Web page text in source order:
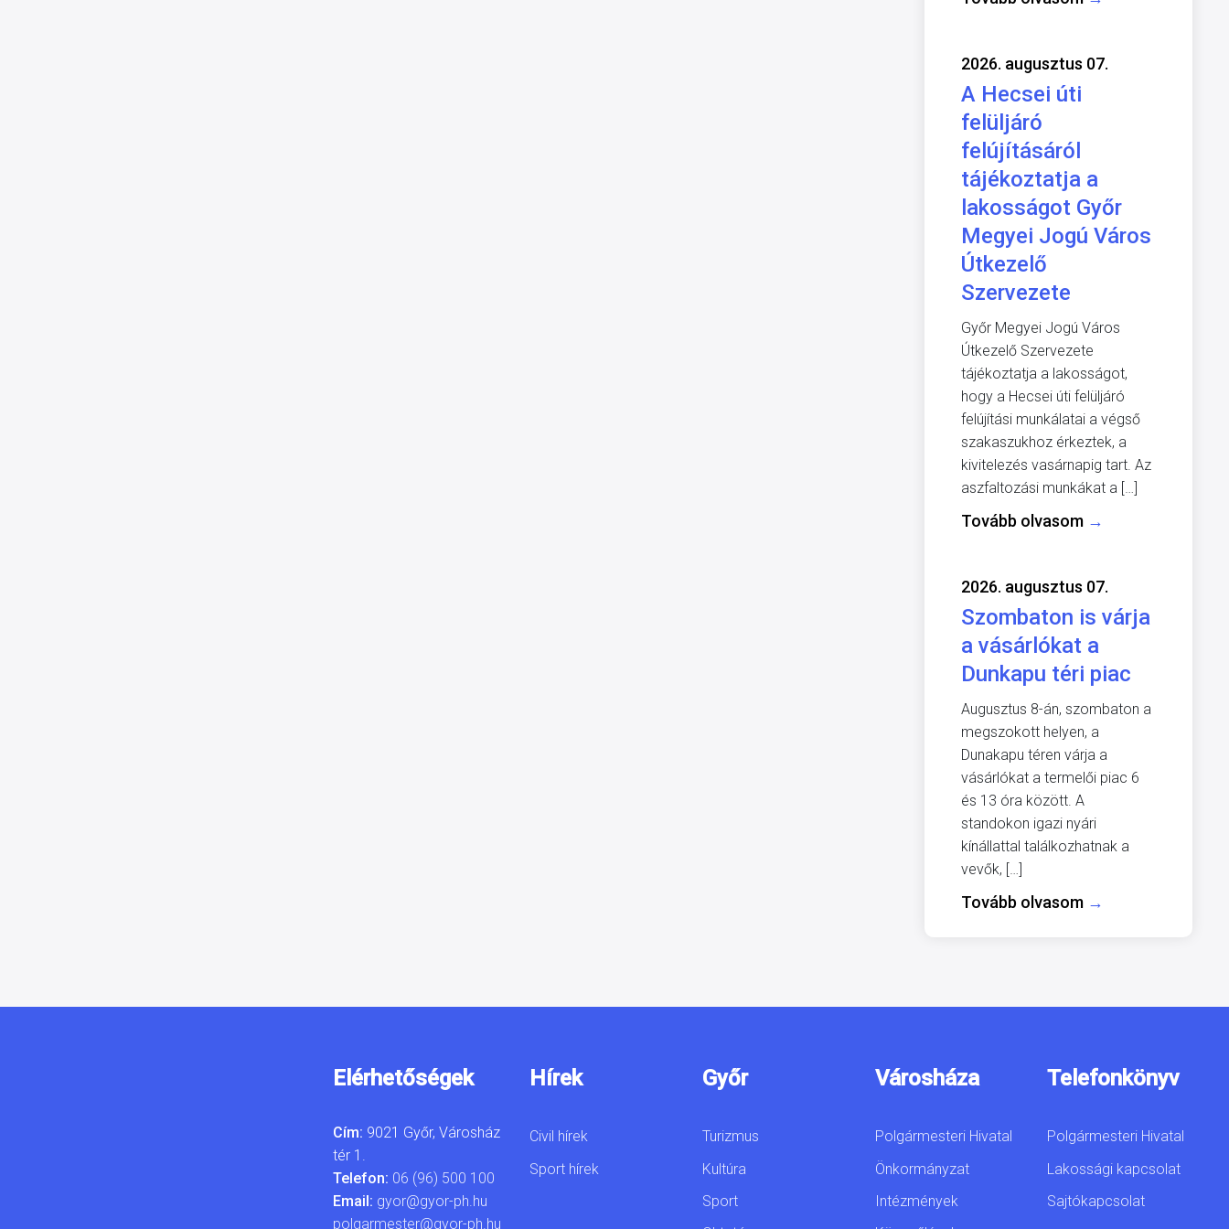
2026. augusztus 07.
A Hecsei úti
felüljáró
felújításáról
tájékoztatja a
lakosságot Győr
Megyei Jogú Város
Útkezelő
Szervezete
Győr Megyei Jogú Város
Útkezelő Szervezete
tájékoztatja a lakosságot,
hogy a Hecsei úti felüljáró
felújítási munkálatai a végső
szakaszukhoz érkeztek, a
kivitelezés vasárnapig tart. Az
aszfaltozási munkákat a […]
Tovább olvasom →
2026. augusztus 07.
Szombaton is várja
a vásárlókat a
Dunkapu téri piac
Augusztus 8-án, szombaton a
megszokott helyen, a
Dunakapu téren várja a
vásárlókat a termelői piac 6
és 13 óra között. A
standokon igazi nyári
kínállattal találkozhatnak a
vevők, […]
Tovább olvasom →
Elérhetőségek
Cím: 9021 Győr, Városház
tér 1.
Telefon: 06 (96) 500 100
Email: gyor@gyor-ph.hu
polgarmester@gyor-ph.hu
Hírek
Civil hírek
Sport hírek
Győr
Turizmus
Kultúra
Sport
Városháza
Polgármesteri Hivatal
Önkormányzat
Intézmények
Telefonkönyv
Polgármesteri Hivatal
Lakossági kapcsolat
Sajtókapcsolat